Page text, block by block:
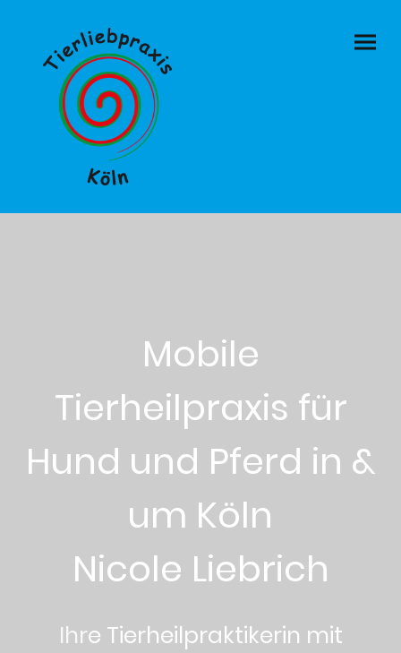
Mobile
Tierheilpraxis für
Hund und Pferd in &
um Köln
Nicole Liebrich
Ihre Tierheilpraktikerin mit